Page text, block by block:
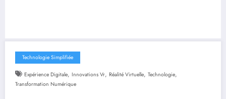
Technologie Simplifiée
Expérience Digitale, Innovations Vr, Réalité Virtuelle, Technologie,
Transformation Numérique